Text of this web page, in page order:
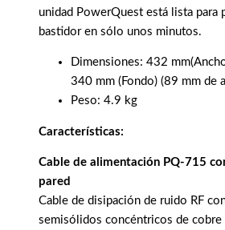
unidad PowerQuest está lista para
bastidor en sólo unos minutos.
Dimensiones: 432
340 mm (Fondo) (89 mm de
Peso: 4.9 kg
Características:
Cable de alimentación PQ-715
pared
Cable de disipación de ruido RF
semisólidos concéntricos de cobre